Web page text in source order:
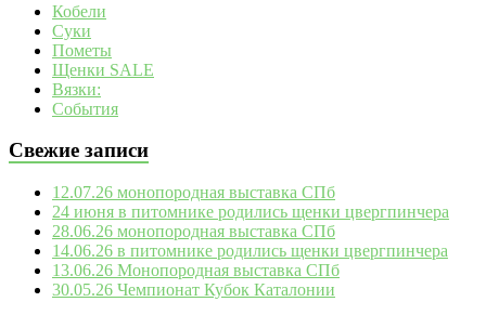
Кобели
Суки
Пометы
Щенки SALE
Вязки:
События
Свежие записи
12.07.26 монопородная выставка СПб
24 июня в питомнике родились щенки цвергпинчера
28.06.26 монопородная выставка СПб
14.06.26 в питомнике родились щенки цвергпинчера
13.06.26 Монопородная выставка СПб
30.05.26 Чемпионат Кубок Каталонии